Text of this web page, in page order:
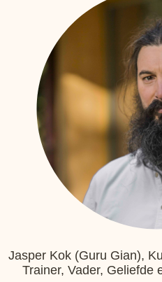
Jasper Kok (Guru Gian),
Trainer, Vader, Geliefde